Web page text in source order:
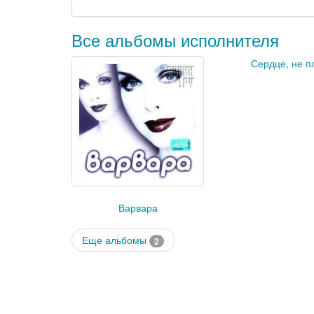
Все альбомы исполнителя
Варвара
Сердце, не
Еще альбомы 2